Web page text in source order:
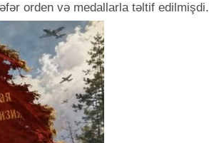
orden və medallarla təltif edilmişdi.